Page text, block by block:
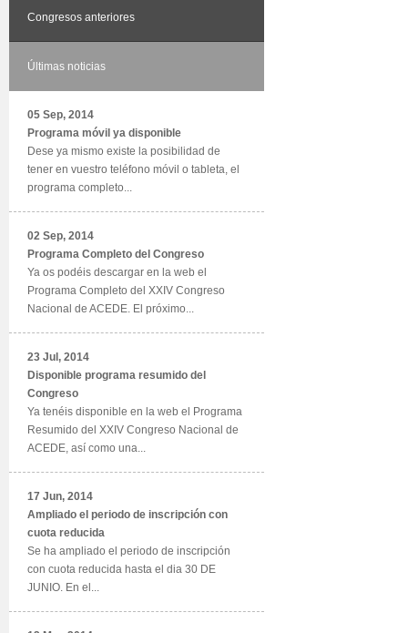
Congresos anteriores
Últimas noticias
05 Sep, 2014
Programa móvil ya disponible
Dese ya mismo existe la posibilidad de
tener en vuestro teléfono móvil o tableta, el
programa completo...
02 Sep, 2014
Programa Completo del Congreso
Ya os podéis descargar en la web el
Programa Completo del XXIV Congreso
Nacional de ACEDE. El próximo...
23 Jul, 2014
Disponible programa resumido del
Congreso
Ya tenéis disponible en la web el Programa
Resumido del XXIV Congreso Nacional de
ACEDE, así como una...
17 Jun, 2014
Ampliado el periodo de inscripción con
cuota reducida
Se ha ampliado el periodo de inscripción
con cuota reducida hasta el dia 30 DE
JUNIO. En el...